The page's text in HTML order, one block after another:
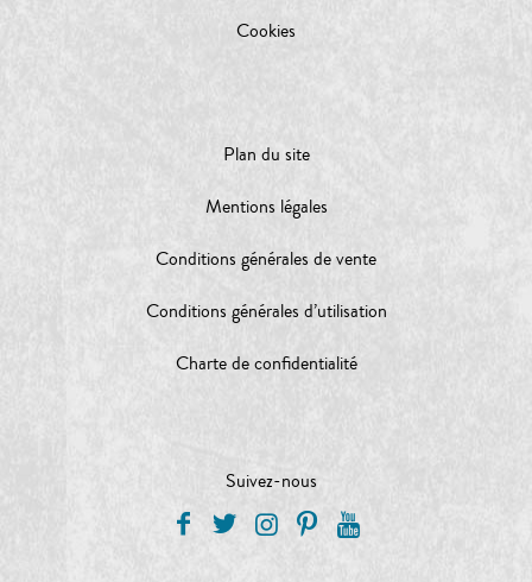
Cookies
Plan du site
Mentions légales
Conditions générales de vente
Conditions générales d’utilisation
Charte de confidentialité
Suivez-nous